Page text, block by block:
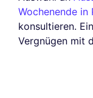
Wochenende in
konsultieren.
Vergnügen mit